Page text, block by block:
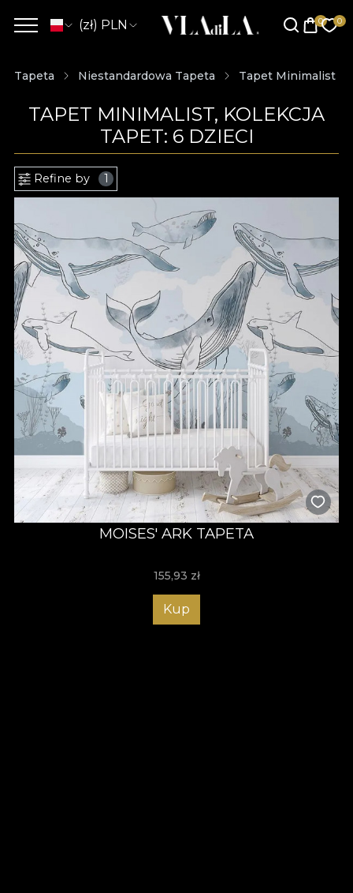
(zł) PLN
Tapeta Niestandardowa Tapeta Tapet Minimalist
TAPET MINIMALIST, KOLEKCJA
TAPET: 6 DZIECI
Refine by 1
MOISES' ARK TAPETA
155,93 zł
Kup